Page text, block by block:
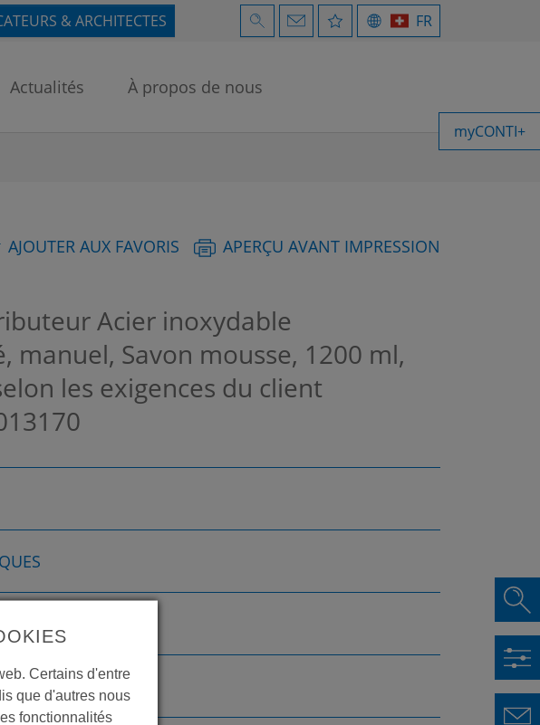
& ARCHITECTES FR
Actualités À propos de nous
myCONTI+
AJOUTER AUX FAVORIS APERÇU AVANT IMPRESSION
Acier inoxydable
manuel, Savon mousse, 1200 ml,
les exigences du client
Certains d'entre
que d'autres nous
fonctionnalités